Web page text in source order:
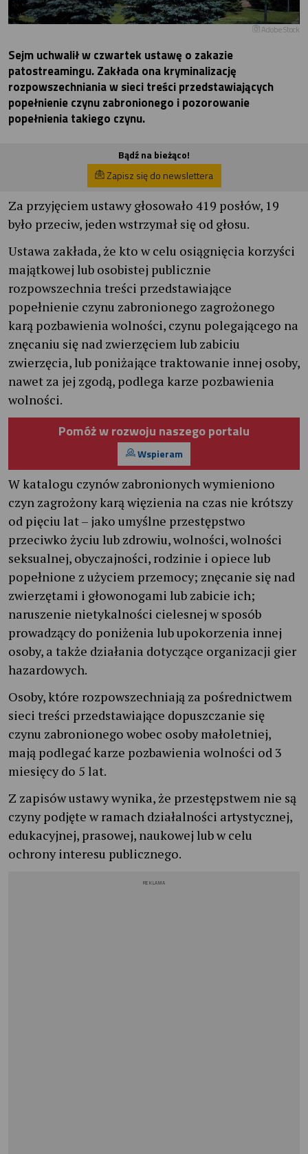
Adobe Stock
Sejm uchwalił w czwartek ustawę o zakazie
patostreamingu. Zakłada ona kryminalizację
rozpowszechniania w sieci treści przedstawiających
popełnienie czynu zabronionego i pozorowanie
popełnienia takiego czynu.
Bądź na bieżąco!
Zapisz się do newslettera
Za przyjęciem ustawy głosowało 419 posłów, 19
było przeciw, jeden wstrzymał się od głosu.
Ustawa zakłada, że kto w celu osiągnięcia korzyści
majątkowej lub osobistej publicznie
rozpowszechnia treści przedstawiające
popełnienie czynu zabronionego zagrożonego
karą pozbawienia wolności, czynu polegającego na
znęcaniu się nad zwierzęciem lub zabiciu
zwierzęcia, lub poniżające traktowanie innej osoby,
nawet za jej zgodą, podlega karze pozbawienia
wolności.
Pomóż w rozwoju naszego portalu
Wspieram
W katalogu czynów zabronionych wymieniono
czyn zagrożony karą więzienia na czas nie krótszy
od pięciu lat – jako umyślne przestępstwo
przeciwko życiu lub zdrowiu, wolności, wolności
seksualnej, obyczajności, rodzinie i opiece lub
popełnione z użyciem przemocy; znęcanie się nad
zwierzętami i głowonogami lub zabicie ich;
naruszenie nietykalności cielesnej w sposób
prowadzący do poniżenia lub upokorzenia innej
osoby, a także działania dotyczące organizacji gier
hazardowych.
Osoby, które rozpowszechniają za pośrednictwem
sieci treści przedstawiające dopuszczanie się
czynu zabronionego wobec osoby małoletniej,
mają podlegać karze pozbawienia wolności od 3
miesięcy do 5 lat.
Z zapisów ustawy wynika, że przestępstwem nie są
czyny podjęte w ramach działalności artystycznej,
edukacyjnej, prasowej, naukowej lub w celu
ochrony interesu publicznego.
REKLAMA